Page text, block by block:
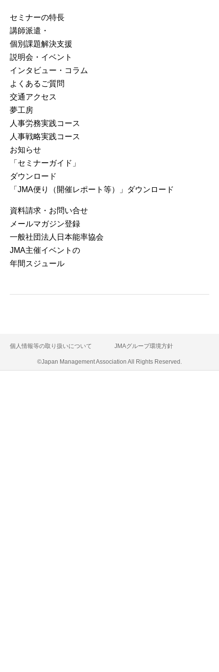
セミナーの特⻑
講師派遣・
個別課題解決支援
説明会・イベント
インタビュー・コラム
よくあるご質問
交通アクセス
夢工房
人事労務実践コース
人事戦略実践コース
お知らせ
「セミナーガイド」
ダウンロード
「JMA便り（開催レポート等）」ダウンロード
資料請求・お問い合せ
メールマガジン登録
⼀般社団法⼈⽇本能率協会
JMA主催イベントの
年間スジュール
個人情報等の取り扱いについて JMAグループ環境方針
©Japan Management Association All Rights Reserved.